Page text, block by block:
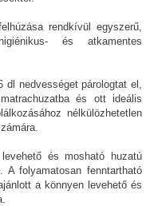
rendkívül egyszerű,
és atkamentes
nedvességet párologtat el,
és ott ideális
nélkülözhetetlen
és mosható huzatú
A folyamatosan fenntartható
a könnyen levehető és